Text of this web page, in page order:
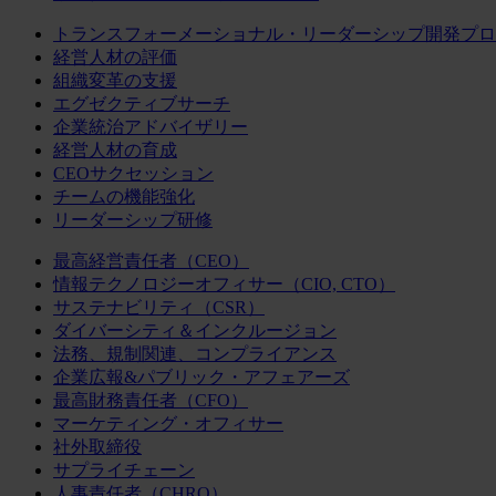
トランスフォーメーショナル・リーダーシップ開発プ
経営人材の評価
組織変革の支援
エグゼクティブサーチ
企業統治アドバイザリー
経営人材の育成
CEOサクセッション
チームの機能強化
リーダーシップ研修
最高経営責任者（CEO）
情報テクノロジーオフィサー（CIO, CTO）
サステナビリティ（CSR）
ダイバーシティ＆インクルージョン
法務、規制関連、コンプライアンス
企業広報&パブリック・アフェアーズ
最高財務責任者（CFO）
マーケティング・オフィサー
社外取締役
サプライチェーン